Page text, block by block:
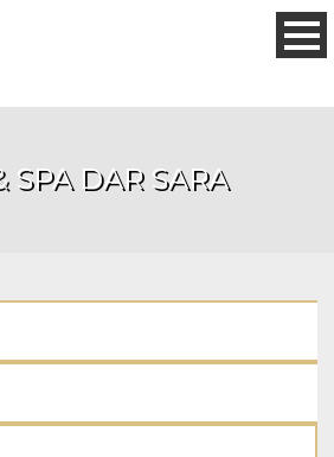
SPA DAR SARA